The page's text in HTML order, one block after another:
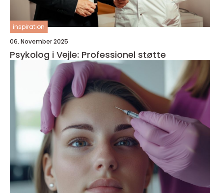
inspiration
06. November 2025
Psykolog i Vejle: Professionel støtte